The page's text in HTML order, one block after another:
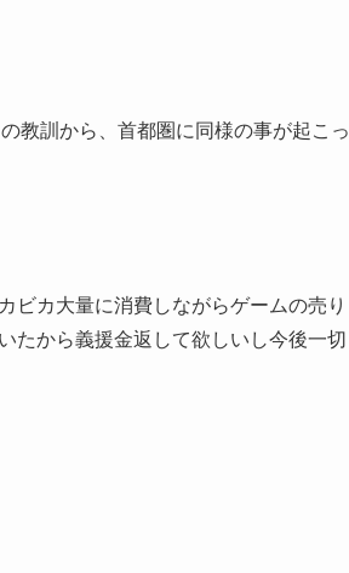
教訓から、首都圏に同様の事が起こっ
ビカ大量に消費しながらゲームの売り
たから義援金返して欲しいし今後一切